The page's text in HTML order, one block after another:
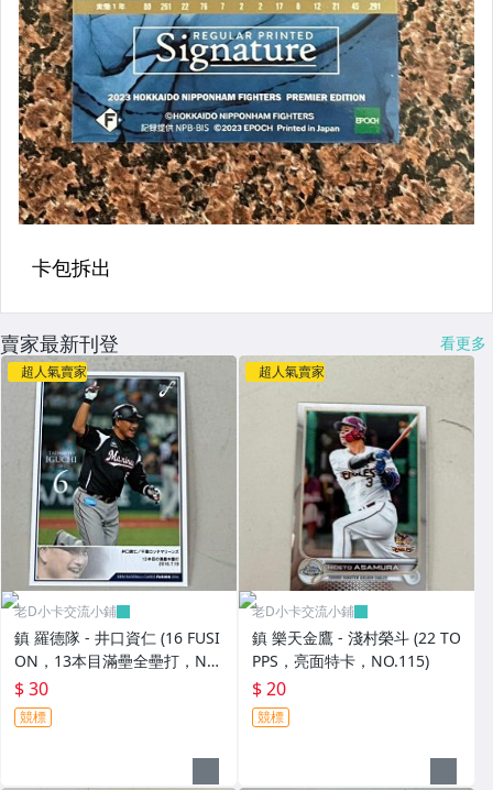
賣家最新刊登 看更多
超人氣賣家
老D小卡交流小鋪
鎮 羅德隊 - 井口資仁 (16 FUSI
ON，13本目滿壘全壘打，NO.
064) BBM活動卡，有鋼印
$ 30
競標
超人氣賣家
老D小卡交流小鋪
鎮 樂天金鷹 - 淺村榮斗 (22 TO
PPS，亮面特卡，NO.115)
$ 20
競標